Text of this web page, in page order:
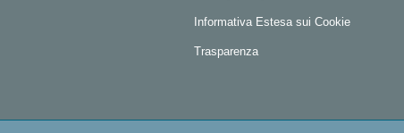
Informativa Estesa sui Cookie
Trasparenza